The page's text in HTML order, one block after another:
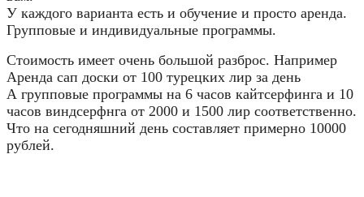
У каждого варианта есть и обучение и просто аренда.
Групповые и индивидуальные программы.
Стоимость имеет очень большой разброс. Например
Аренда сап доски от 100 турецких лир за день
А групповые программы на 6 часов кайтсерфинга и 10
часов виндсерфнга от 2000 и 1500 лир соответственно.
Что на сегодняшний день составляет примерно 10000
рублей.